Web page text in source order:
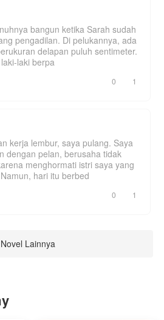
bangun ketika Sarah sudah
pengadilan. Di pelukannya, ada
delapan puluh sentimeter.
laki berpa
0 1
kerja lembur, saya pulang. Saya
dengan pelan, berusaha tidak
menghormati istri saya yang
mungkin sudah tidur. Namun, hari itu berbed
0 1
Novel Lainnya